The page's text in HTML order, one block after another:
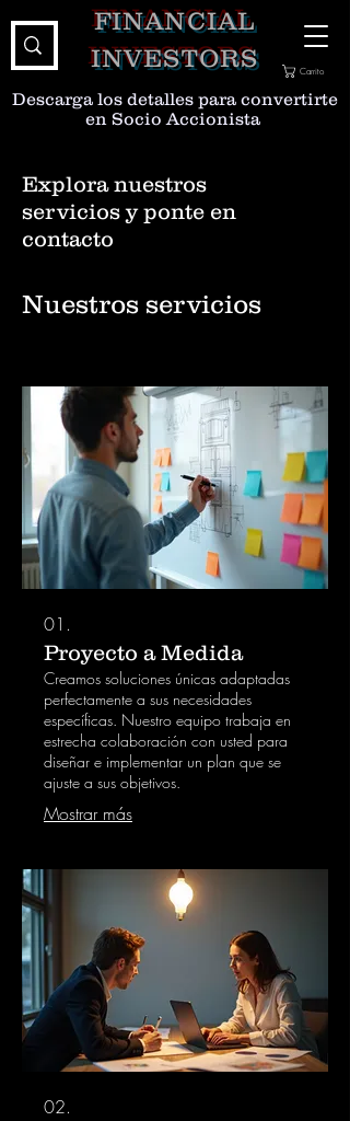
FINANCIAL
INVESTORS
Carrito
Descarga los detalles para convertirte
en Socio Accionista
Explora nuestros
servicios y ponte en
contacto
Nuestros servicios
01.
Proyecto a Medida
Creamos soluciones únicas adaptadas
perfectamente a sus necesidades
específicas. Nuestro equipo trabaja en
estrecha colaboración con usted para
diseñar e implementar un plan que se
ajuste a sus objetivos.
Mostrar más
02.